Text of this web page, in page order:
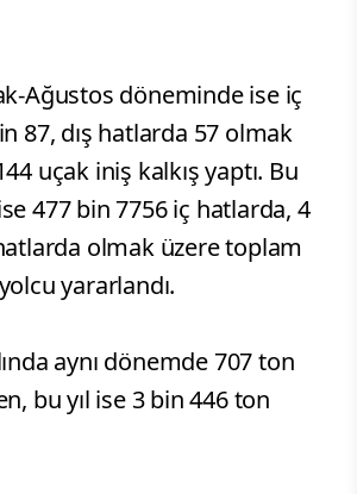
Ağustos döneminde ise iç
87, dış hatlarda 57 olmak
uçak iniş kalkış yaptı. Bu
477 bin 7756 iç hatlarda, 4
olmak üzere toplam
yararlandı.
aynı dönemde 707 ton
bu yıl ise 3 bin 446 ton